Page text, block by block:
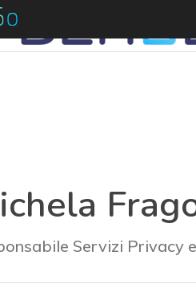
Servizi Privacy